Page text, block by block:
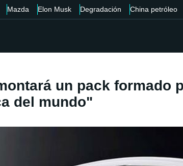
Mazda Elon Musk Degradación China petróleo
un pack formado
del mundo"